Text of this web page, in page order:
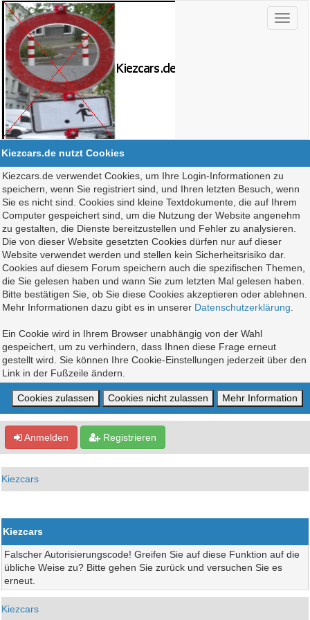
Kiezcars.de nutzt Cookies
Kiezcars.de verwendet Cookies, um Ihre Login-Informationen zu
speichern, wenn Sie registriert sind, und Ihren letzten Besuch, wenn
Sie es nicht sind. Cookies sind kleine Textdokumente, die auf Ihrem
Computer gespeichert sind, um die Nutzung der Website angenehm
zu gestalten, die Dienste bereitzustellen und Fehler zu analysieren.
Die von dieser Website gesetzten Cookies dürfen nur auf dieser
Website verwendet werden und stellen kein Sicherheitsrisiko dar.
Cookies auf diesem Forum speichern auch die spezifischen Themen,
die Sie gelesen haben und wann Sie zum letzten Mal gelesen haben.
Bitte bestätigen Sie, ob Sie diese Cookies akzeptieren oder ablehnen.
Mehr Informationen dazu gibt es in unserer Datenschutzerklärung
Ein Cookie wird in Ihrem Browser unabhängig von der Wahl
gespeichert, um zu verhindern, dass Ihnen diese Frage erneut
gestellt wird. Sie können Ihre Cookie-Einstellungen jederzeit über den
Link in der Fußzeile ändern.
Anmelden Registrieren
Kiezcars
Kiezcars
Falscher Autorisierungscode! Greifen Sie auf diese Funktion auf die
übliche Weise zu? Bitte gehen Sie zurück und versuchen Sie es
erneut.
Kiezcars